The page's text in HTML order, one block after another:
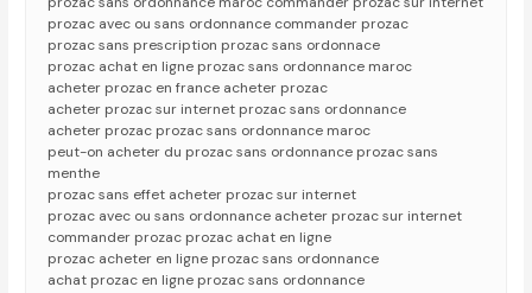
prozac avec ou sans ordonnance commander prozac
prozac sans prescription prozac sans ordonnace
prozac achat en ligne prozac sans ordonnance maroc
acheter prozac en france acheter prozac
acheter prozac sur internet prozac sans ordonnance
acheter prozac prozac sans ordonnance maroc
peut-on acheter du prozac sans ordonnance prozac sans
menthe
prozac sans effet acheter prozac sur internet
prozac avec ou sans ordonnance acheter prozac sur internet
commander prozac prozac achat en ligne
prozac acheter en ligne prozac sans ordonnance
achat prozac en ligne prozac sans ordonnance